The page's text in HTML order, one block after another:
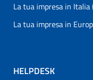
La tua impresa in Italia
La tua impresa in
HELPDESK